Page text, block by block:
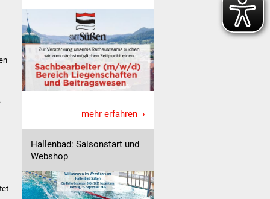
mehr erfahren
Hallenbad: Saisonstart und
Webshop